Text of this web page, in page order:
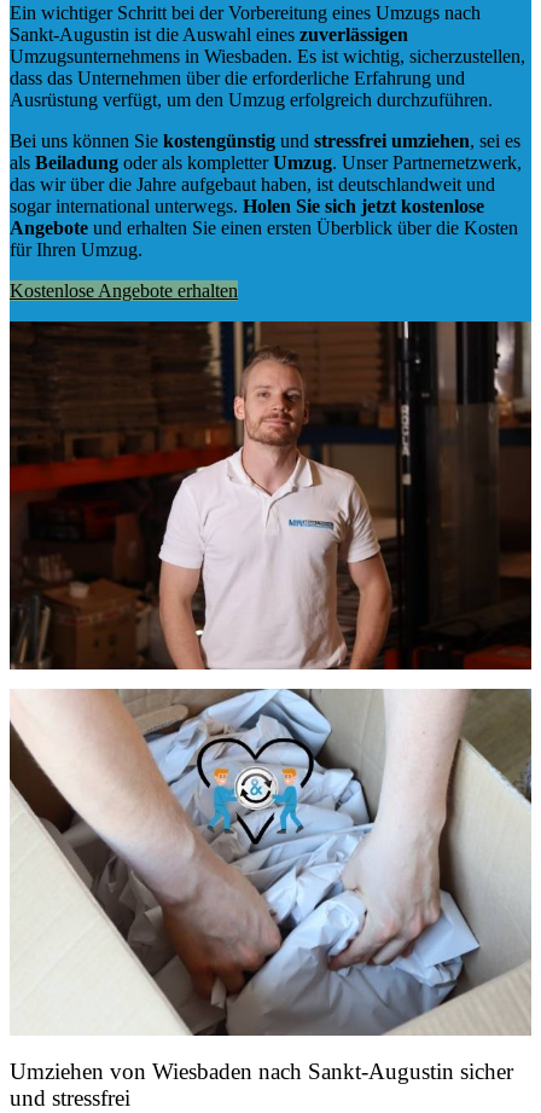
Ein wichtiger Schritt bei der Vorbereitung eines Umzugs nach
Sankt-Augustin ist die Auswahl eines zuverlässigen
Umzugsunternehmens in Wiesbaden. Es ist wichtig, sicherzustellen,
dass das Unternehmen über die erforderliche Erfahrung und
Ausrüstung verfügt, um den Umzug erfolgreich durchzuführen.
Bei uns können Sie kostengünstig und stressfrei umziehen, sei es
als Beiladung oder als kompletterUmzug. Unser Partnernetzwerk,
das wir über die Jahre aufgebaut haben, ist deutschlandweit und
sogar international unterwegs. Holen Sie sich jetzt kostenlose
Angebote und erhalten Sie einen ersten Überblick über die Kosten
für Ihren Umzug.
Kostenlose Angebote erhalten
Umziehen von Wiesbaden nach Sankt-Augustin sicher
und stressfrei